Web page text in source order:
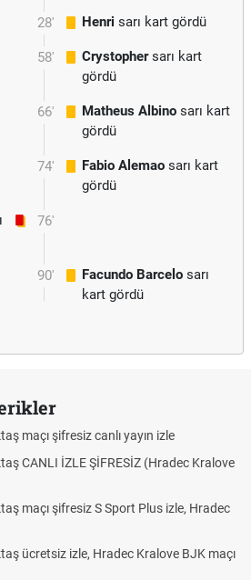
28' Henri sarı kart gördü
58' Crystophersarı kart
gördü
66' Matheus Albino sarı kart
gördü
74' Fabio Alemao sarı kart
gördü
76'
90' Facundo Barcelo sarı
kart gördü
maçı şifresiz canlı yayın izle
CANLI İZLE ŞİFRESİZ (Hradec Kralove
maçı şifresiz S Sport Plus izle, Hradec
ücretsiz izle, Hradec Kralove BJK maçı